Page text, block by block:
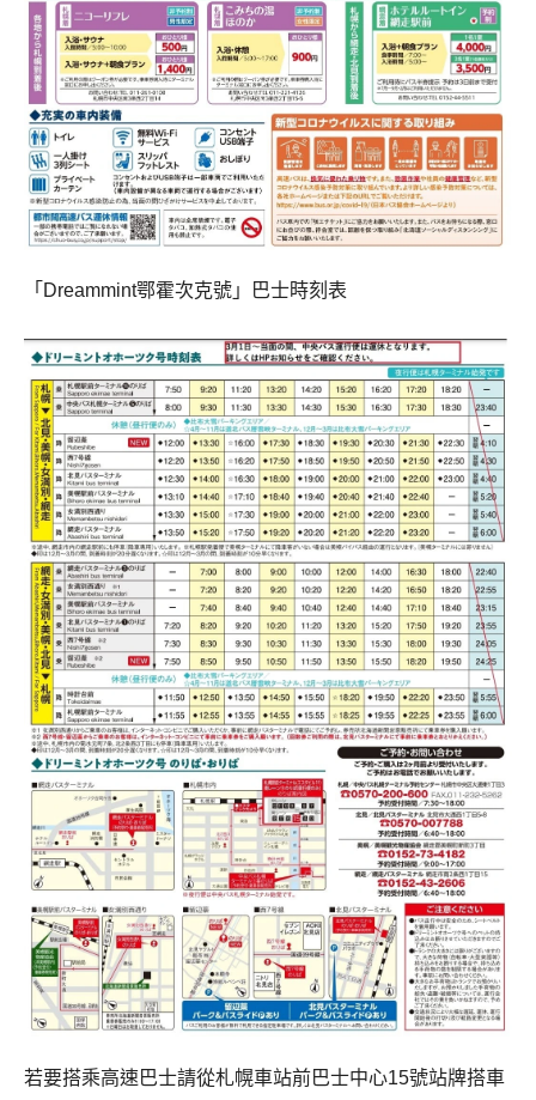
「Dreammint鄂霍次克號」巴士時刻表
若要搭乘高速巴士請從札幌車站前巴士中心15號站牌搭車